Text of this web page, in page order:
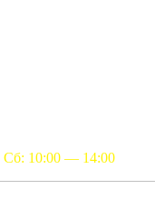
Сб: 10:00 — 14:00